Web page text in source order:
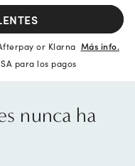
or Klarna Más info.
para los pagos
nunca ha